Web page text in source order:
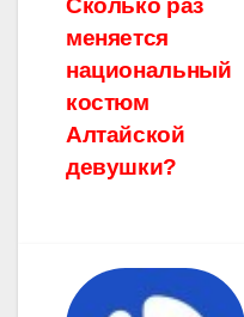
Навигация
по
записям
Сколько раз
меняется
национальный
костюм
Алтайской
девушки?